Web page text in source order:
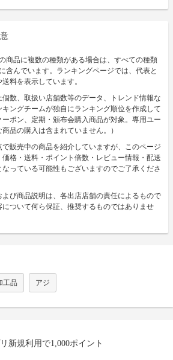
商品に複数の種類がある場合は、すべての種類
含んでいます。ランキングページでは、代表と
料を表示しています。
数、取扱い店舗数等のデータ、トレンド情報な
ングチームが独自にランキング順位を作成して
ポン、定期・頒布会購入商品が対象。専用ユー
品の購入は含まれていません。）
販売中の商品を紹介していますが、このページ
格・送料・ポイント倍数・レビュー情報・配送
っている可能性もございますのでご了承くださ
び商品説明は、各出店店舗の責任によるもので
ついて何ら保証、推奨するものではありませ
工品 アジ
新規利用で1,000ポイント